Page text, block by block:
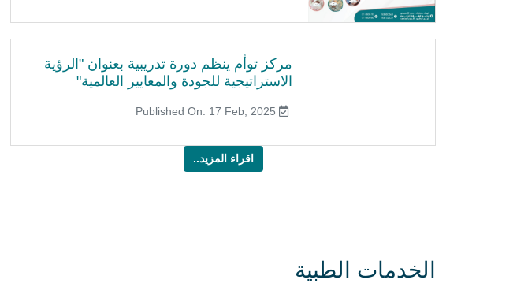
مركز توأم ينظم دورة تدريبية بعنوان "الرؤية
الاستراتيجية للجودة والمعايير العالمية"
اقراء المزيد..
الخدمات الطبية